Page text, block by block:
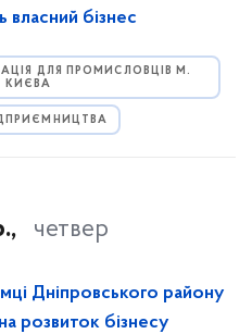
власний бізнес
ДЛЯ ПРОМИСЛОВЦІВ М.
КИЄВА
четвер
Дніпровського району
розвиток бізнесу